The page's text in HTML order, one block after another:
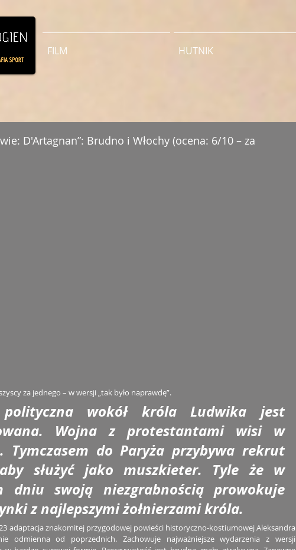
FILM HUTNIK
D'Artagnan”: Brudno i Włochy (ocena: 6/10 – za
za jednego – w wersji „tak było naprawdę”.
polityczna wokół króla Ludwika jest
Wojna z protestantami wisi w
Tymczasem do Paryża przybywa rekrut
służyć jako muszkieter. Tyle że w
dniu swoją niezgrabnością prowokuje
z najlepszymi żołnierzami króla.
adaptacja znakomitej przygodowej powieści historyczno-kostiumowej Aleksandra
odmienna od poprzednich. Zachowuje najważniejsze wydarzenia z wersji